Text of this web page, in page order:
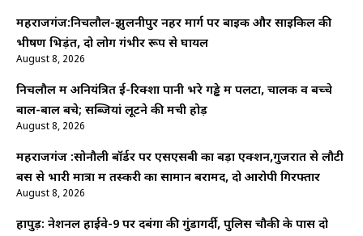
महराजगंज:निचलौल-झुलनीपुर नहर मार्ग पर बाइक और साइकिल की
भीषण भिड़ंत, दो लोग गंभीर रूप से घायल
August 8, 2026
निचलौल में अनियंत्रित ई-रिक्शा पानी भरे गड्ढे में पलटा, चालक व बच्चे
बाल-बाल बचे; सब्जियां लूटने की मची होड़
August 8, 2026
महराजगंज :सोनौली बॉर्डर पर एसएसबी का बड़ा एक्शन,गुजरात से लौटी
बस से भारी मात्रा में तस्करी का सामान बरामद, दो आरोपी गिरफ्तार
August 8, 2026
हापुड़: नेशनल हाईवे-9 पर दबंगों की गुंडागर्दी, पुलिस चौकी के पास दो